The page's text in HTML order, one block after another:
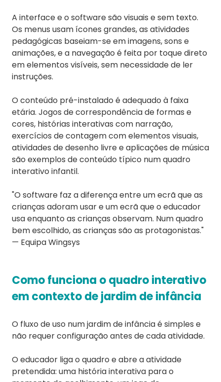
A interface e o software são visuais e sem texto.
Os menus usam ícones grandes, as atividades
pedagógicas baseiam-se em imagens, sons e
animações, e a navegação é feita por toque direto
em elementos visíveis, sem necessidade de ler
instruções.
O conteúdo pré-instalado é adequado à faixa
etária. Jogos de correspondência de formas e
cores, histórias interativas com narração,
exercícios de contagem com elementos visuais,
atividades de desenho livre e aplicações de música
são exemplos de conteúdo típico num quadro
interativo infantil.
"O software faz a diferença entre um ecrã que as
crianças adoram usar e um ecrã que o educador
usa enquanto as crianças observam. Num quadro
bem escolhido, as crianças são as protagonistas."
— Equipa Wingsys
Como funciona o quadro interativo
em contexto de jardim de infância
O fluxo de uso num jardim de infância é simples e
não requer configuração antes de cada atividade.
O educador liga o quadro e abre a atividade
pretendida: uma história interativa para o